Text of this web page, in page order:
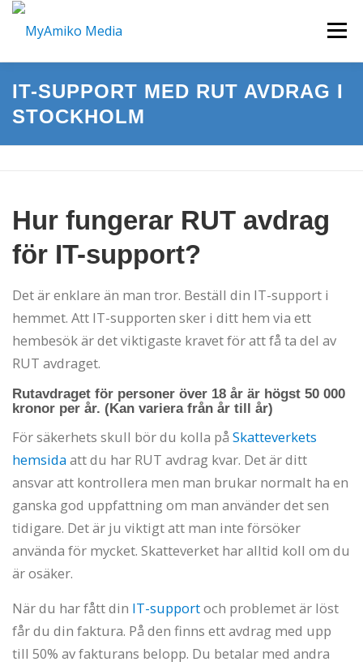
Hoppa
Meny
START HEMSIDOR I WORDPRESS
KONTAKTA OSS
IT-SUPPORT MED RUT AVDRAG I
STOCKHOLM
Hur fungerar RUT avdrag
för IT-support?
Det är enklare än man tror. Beställ din IT-support i
hemmet. Att IT-supporten sker i ditt hem via ett
hembesök är det viktigaste kravet för att få ta del av
RUT avdraget.
Rutavdraget för personer över 18 år är högst 50 000
kronor per år. (Kan variera från år till år)
För säkerhets skull bör du kolla på Skatteverkets
hemsidaatt du har RUT avdrag kvar. Det är ditt
ansvar att kontrollera men man brukar normalt ha en
ganska god uppfattning om man använder det sen
tidigare. Det är ju viktigt att man inte försöker
använda för mycket. Skatteverket har alltid koll om du
är osäker.
När du har fått din IT-supportoch problemet är löst
får du din faktura. På den finns ett avdrag med upp
till 50% av fakturans belopp. Du betalar med andra